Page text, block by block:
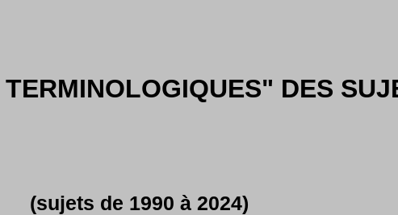
DES
(sujets de 1990 à 2024)